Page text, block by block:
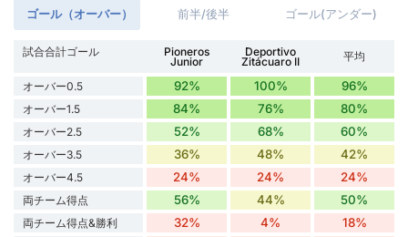
ゴール（オーバー） 前半/後半 ゴール(アンダー)
試合合計ゴール Pioneros
Junior
Deportivo
Zitácuaro II 平均
オーバー0.5 92% 100% 96%
オーバー1.5 84% 76% 80%
オーバー2.5 52% 68% 60%
オーバー3.5 36% 48% 42%
オーバー4.5 24% 24% 24%
両チーム得点 56% 44% 50%
両チーム得点&勝利 32% 4% 18%